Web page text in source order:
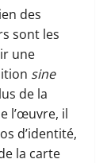
des
sont les
une
sine
de la
l’œuvre, il
d’identité,
la carte